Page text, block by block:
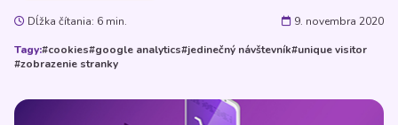
Dĺžka čítania: 6 min.
9. novembra 2020
Tagy:#cookies#google analytics#jedinečný návštevník#unique visitor
#zobrazenie stranky